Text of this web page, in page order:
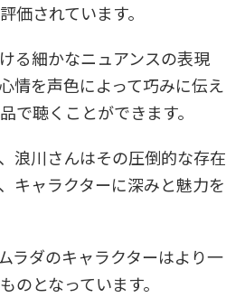
価されています。
る細かなニュアンスの表現
情を声色によって巧みに伝え
で聴くことができます。
浪川さんはその圧倒的な存在
キャラクターに深みと魅力を
ラダのキャラクターはより一
のとなっています。